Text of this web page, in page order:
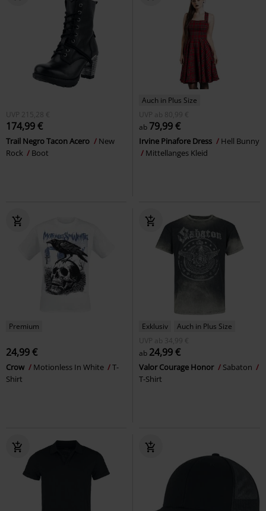
UVP 215,28 €
174,99 €
Trail Negro Tacon Acero
New
Rock
Boot
Auch in Plus Size
UVP
ab 80,99 €
ab 79,99 €
Irvine Pinafore Dress
Hell Bunny
Mittellanges Kleid
Premium
24,99 €
Crow Motionless In White
T-
Shirt
Exklusiv
Auch in Plus Size
UVP
ab
34,99 €
ab 24,99 €
Valor Courage Honor
Sabaton
T-Shirt